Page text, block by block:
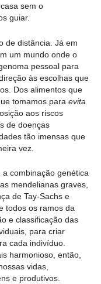
sem o
guiar.
de distância. Já em
um mundo onde o
pessoal para
às escolhas que
Dos alimentos que
tomamos para evita
aos riscos
de doenças
tão imensas que
vez.
combinação genética
mendelianas graves,
de Tay-Sachs e
todos os ramos da
e classificação das
para criar
cada indivíduo.
harmonioso, então,
vidas,
e produtivos.